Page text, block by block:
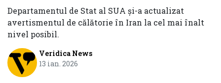
Departamentul de Stat al SUA și-a actualizat
avertismentul de călătorie în Iran la cel mai înalt
nivel posibil.
Veridica News
13 ian. 2026